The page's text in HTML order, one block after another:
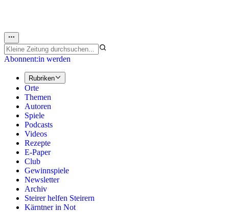
Abonnent:in werden
Rubriken
Orte
Themen
Autoren
Spiele
Podcasts
Videos
Rezepte
E-Paper
Club
Gewinnspiele
Newsletter
Archiv
Steirer helfen Steirern
Kärntner in Not